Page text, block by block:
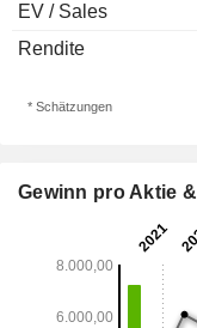
EV / Sales
Rendite
* Schätzungen
Gewinn pro Aktie